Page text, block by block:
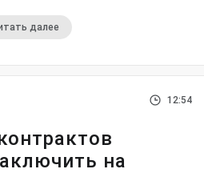
далее
12:54
на